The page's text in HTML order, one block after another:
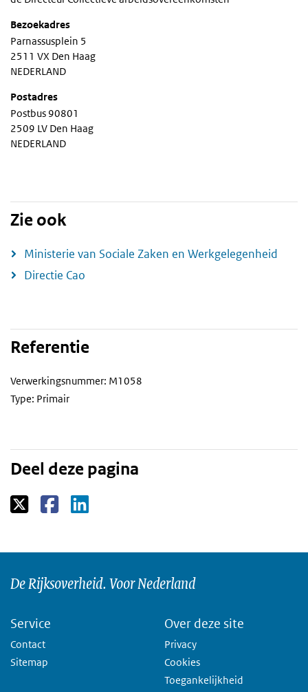
Bezoekadres
Parnassusplein 5
2511 VX Den Haag
NEDERLAND
Postadres
Postbus 90801
2509 LV Den Haag
NEDERLAND
Zie ook
Ministerie van Sociale Zaken en Werkgelegenheid
Directie Cao
Referentie
Verwerkingsnummer: M1058
Type: Primair
Deel deze pagina
De Rijksoverheid. Voor Nederland
Service
Contact
Sitemap
Over deze site
Privacy
Cookies
Toegankelijkheid